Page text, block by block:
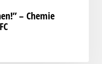
– Chemie